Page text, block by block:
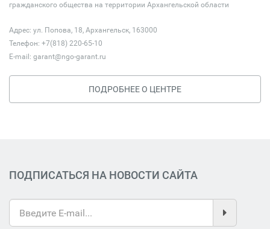
гражданского общества на территории Архангельской области
Адрес: ул. Попова, 18, Архангельск, 163000
Телефон: +7(818) 220-65-10
E-mail: garant@ngo-garant.ru
ПОДРОБНЕЕ О ЦЕНТРЕ
ПОДПИСАТЬСЯ НА НОВОСТИ САЙТА